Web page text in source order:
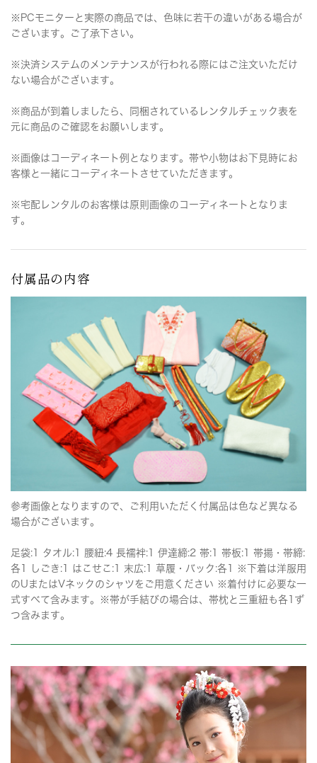
※PCモニターと実際の商品では、色味に若干の違いがある場合が
ございます。ご了承下さい。
※決済システムのメンテナンスが行われる際にはご注文いただけ
ない場合がございます。
※商品が到着しましたら、同梱されているレンタルチェック表を
元に商品のご確認をお願いします。
※画像はコーディネート例となります。帯や小物はお下見時にお
客様と一緒にコーディネートさせていただきます。
※宅配レンタルのお客様は原則画像のコーディネートとなりま
す。
付属品の内容
参考画像となりますので、ご利用いただく付属品は色など異なる
場合がございます。
足袋:1 タオル:1 腰紐:4 長襦袢:1 伊達締:2 帯:1 帯板:1 帯揚・帯締:
各1 しごき:1 はこせこ:1 末広:1 草履・バック:各1 ※下着は洋服用
のUまたはVネックのシャツをご用意ください ※着付けに必要な一
式すべて含みます。※帯が手結びの場合は、帯枕と三重紐も各1ず
つ含みます。